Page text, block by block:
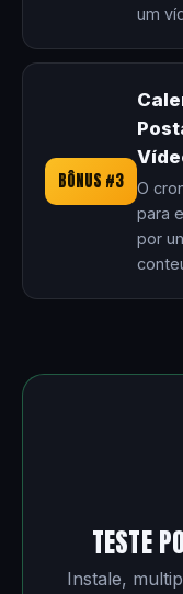
um
BÔNUS #3
O
para
por
TESTE
Instale,